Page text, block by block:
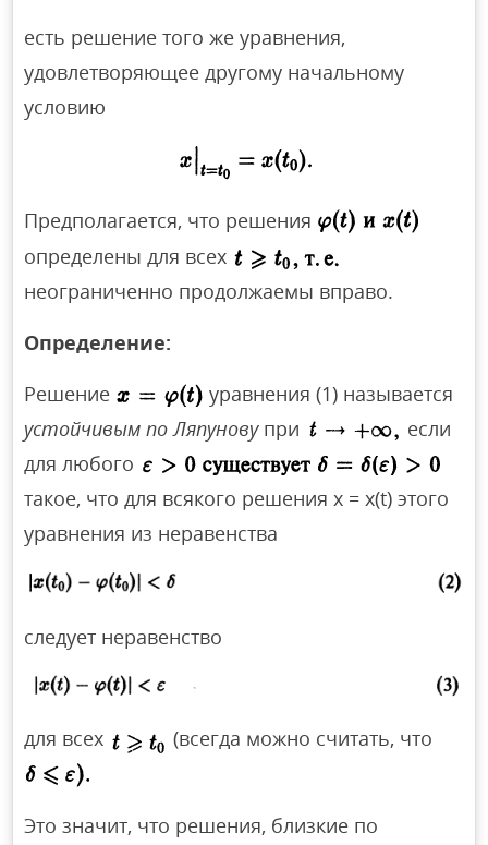
есть решение того же уравнения,
удовлетворяющее другому начальному
условию
Предполагается, что решения
определены для всех
неограниченно продолжаемы вправо.
Определение:
Решение
уравнения (1) называется
устойчивым по Ляпуновупри
если
для любого
такое, что для всякого решения х = x(t) этого
уравнения из неравенства
следует неравенство
для всех (всегда можно считать, что
Это значит, что решения, близкие по